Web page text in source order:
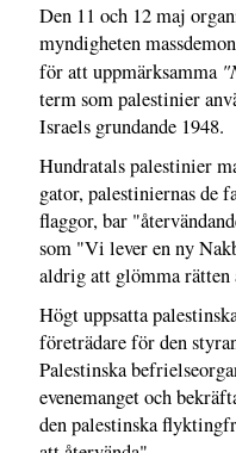
Den 11 och 12 maj
myndigheten
för att uppmärksamma
term som palestinier
Israels grundande 1948.
Hundratals palestinier
gator, palestiniernas de
flaggor, bar
som "Vi lever en ny
aldrig att glömma rätten
Högt uppsatta
företrädare för den
Palestinska
evenemanget och
den palestinska